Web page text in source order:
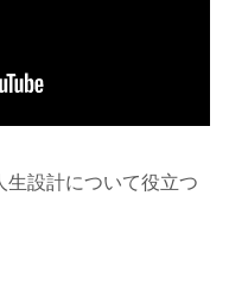
設計について役立つ